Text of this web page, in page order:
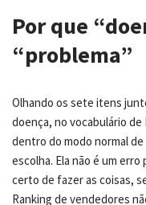
Por que
“problema”
Olhando os sete itens
doença, no vocabulário
dentro do modo normal
escolha. Ela não é um
certo de fazer as coisas,
Ranking de vendedores